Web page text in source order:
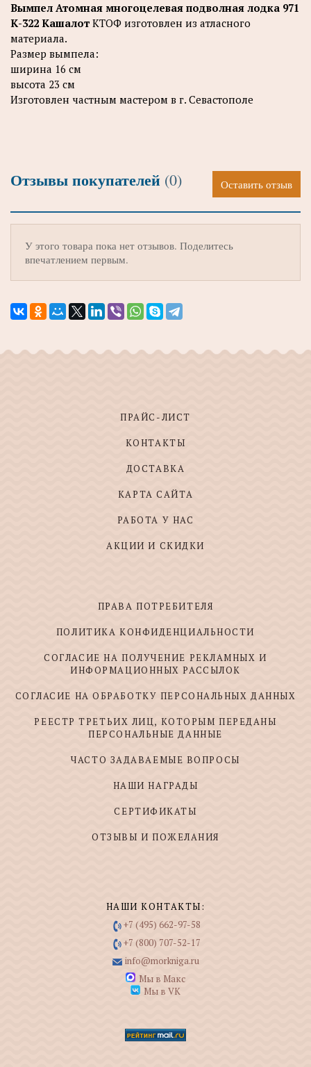
Вымпел Атомная многоцелевая подволная лодка 971
К-322 Кашалот КТОФ изготовлен из атласного
материала.
Размер вымпела:
ширина 16 см
высота 23 см
Изготовлен частным мастером в г. Севастополе
Отзывы покупателей (0) Оставить отзыв
У этого товара пока нет отзывов. Поделитесь
впечатлением первым.
ПРАЙС-ЛИСТ
КОНТАКТЫ
ДОСТАВКА
КАРТА САЙТА
РАБОТА У НАС
АКЦИИ И СКИДКИ
ПРАВА ПОТРЕБИТЕЛЯ
ПОЛИТИКА КОНФИДЕНЦИАЛЬНОСТИ
СОГЛАСИЕ НА ПОЛУЧЕНИЕ РЕКЛАМНЫХ И
ИНФОРМАЦИОННЫХ РАССЫЛОК
СОГЛАСИЕ НА ОБРАБОТКУ ПЕРСОНАЛЬНЫХ ДАННЫХ
РЕЕСТР ТРЕТЬИХ ЛИЦ, КОТОРЫМ ПЕРЕДАНЫ
ПЕРСОНАЛЬНЫЕ ДАННЫЕ
ЧАСТО ЗАДАВАЕМЫЕ ВОПРОСЫ
НАШИ НАГРАДЫ
СЕРТИФИКАТЫ
ОТЗЫВЫ И ПОЖЕЛАНИЯ
НАШИ КОНТАКТЫ:
+7 (495) 662-97-58
+7 (800) 707-52-17
info@morkniga.ru
Мы в Макс
Мы в VK